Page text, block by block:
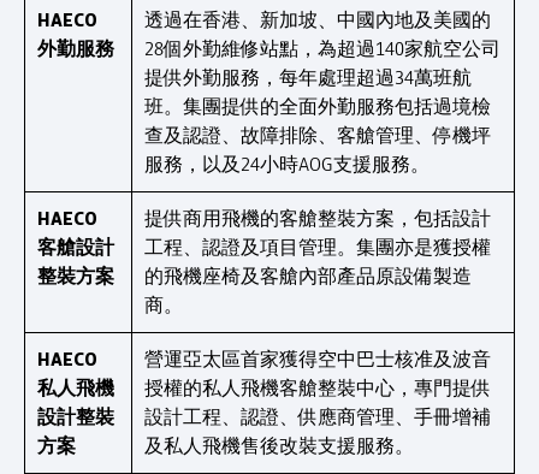
HAECO
外勤服務
透過在香港、新加坡、中國內地及美國的
28個外勤維修站點，為超過140家航空公司
提供外勤服務，每年處理超過34萬班航
班。集團提供的全面外勤服務包括過境檢
查及認證、故障排除、客艙管理、停機坪
服務，以及24小時AOG支援服務。
HAECO
客艙設計
整裝方案
提供商用飛機的客艙整裝方案，包括設計
工程、認證及項目管理。集團亦是獲授權
的飛機座椅及客艙內部產品原設備製造
商。
HAECO
私人飛機
設計整裝
方案
營運亞太區首家獲得空中巴士核准及波音
授權的私人飛機客艙整裝中心，專門提供
設計工程、認證、供應商管理、手冊增補
及私人飛機售後改裝支援服務。